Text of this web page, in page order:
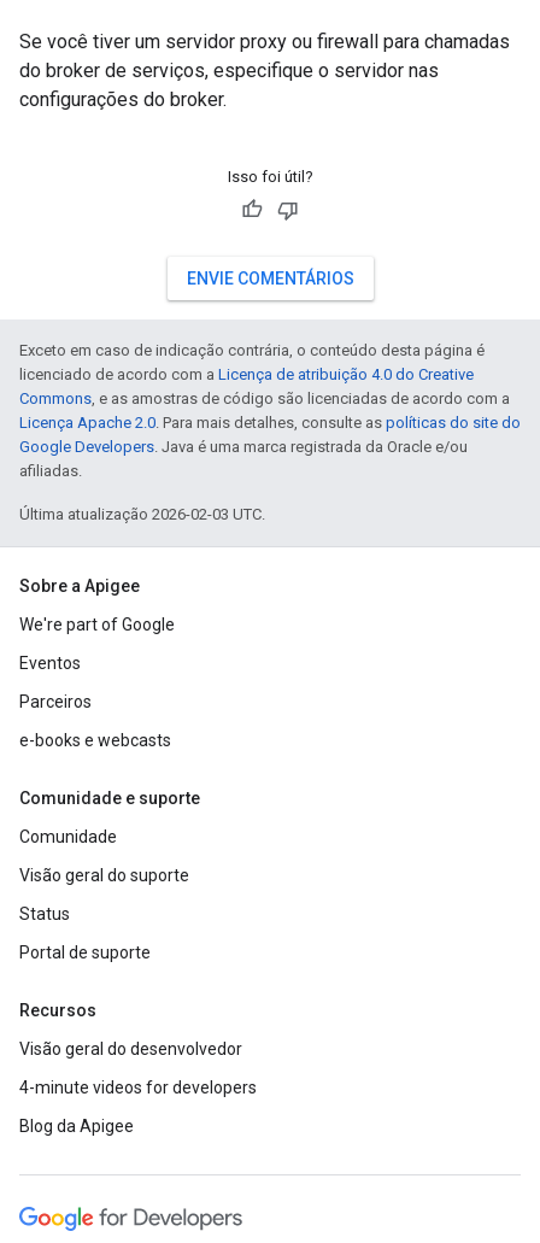
Se você tiver um servidor proxy ou firewall para chamadas
do broker de serviços, especifique o servidor nas
configurações do broker.
Isso foi útil?
ENVIE COMENTÁRIOS
Exceto em caso de indicação contrária, o conteúdo desta página é
licenciado de acordo com a Licença de atribuição 4.0 do Creative
Commons, e as amostras de código são licenciadas de acordo com a
Licença Apache 2.0. Para mais detalhes, consulte as políticas do site do
Google Developers. Java é uma marca registrada da Oracle e/ou
afiliadas.
Última atualização 2026-02-03 UTC.
Sobre a Apigee
We're part of Google
Eventos
Parceiros
e-books e webcasts
Comunidade e suporte
Comunidade
Visão geral do suporte
Status
Portal de suporte
Recursos
Visão geral do desenvolvedor
4-minute videos for developers
Blog da Apigee